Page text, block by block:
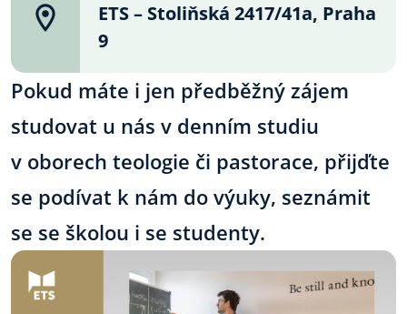
ETS – Stoliňská 2417/41a, Praha
9
Pokud máte i jen předběžný zájem
studovat u nás v denním studiu
v oborech teologie či pastorace, přijďte
se podívat k nám do výuky, seznámit
se se školou i se studenty.